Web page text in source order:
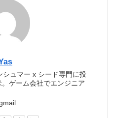
ュマー x シード専門に投
ゲーム会社でエンジニア